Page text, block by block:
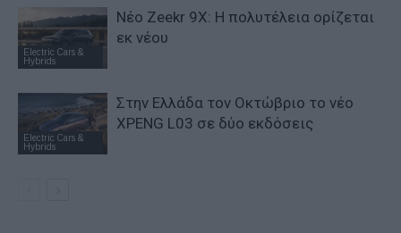
Electric Cars &
Hybrids
Νέο Zeekr 9X: Η πολυτέλεια ορίζεται
εκ νέου
Electric Cars &
Hybrids
Στην Ελλάδα τον Οκτώβριο το νέο
XPENG L03 σε δύο εκδόσεις